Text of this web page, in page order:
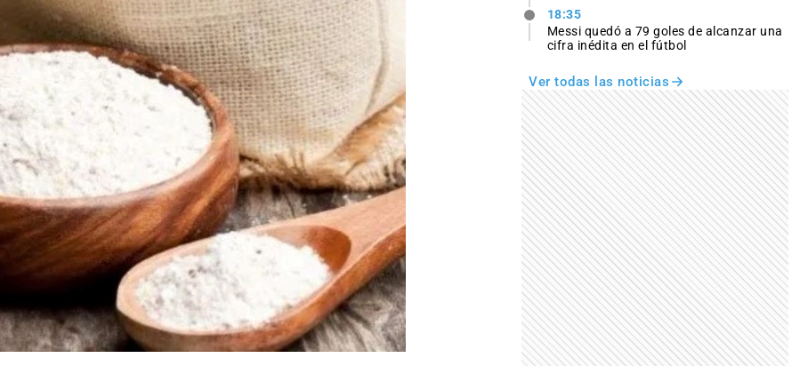
18:35
Messi quedó a 79 goles de alcanzar una
cifra inédita en el fútbol
Ver todas las noticias